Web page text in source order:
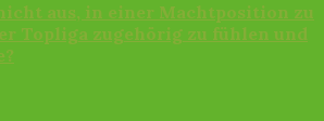
aus, in einer Machtposition zu
Topliga zugehörig zu fühlen und